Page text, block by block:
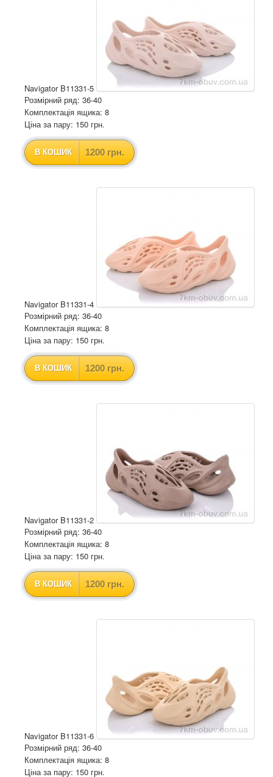
Navigator B11331-5
Розмірний ряд: 36-40
Комплектація ящика: 8
Ціна за пару: 150 грн.
В КОШИК 1200 грн.
Navigator B11331-4
Розмірний ряд: 36-40
Комплектація ящика: 8
Ціна за пару: 150 грн.
В КОШИК 1200 грн.
Navigator B11331-2
Розмірний ряд: 36-40
Комплектація ящика: 8
Ціна за пару: 150 грн.
В КОШИК 1200 грн.
Navigator B11331-6
Розмірний ряд: 36-40
Комплектація ящика: 8
Ціна за пару: 150 грн.